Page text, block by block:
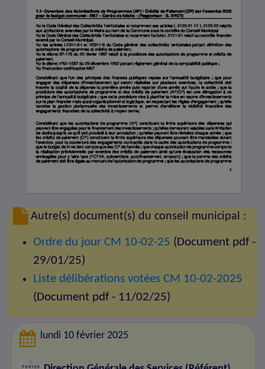
Autre(s) document(s) du conseil municipal :
Ordre du jour CM 10-02-25 (Document pdf -
29/01/25)
Liste délibérations votées CM 10-02-2025
(Document pdf - 11/02/25)
lundi 10 février 2025